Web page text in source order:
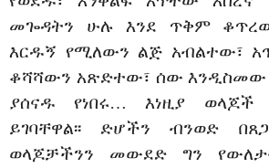
መጐዳትን ሁሉ እንደ ጥቅም
እርዱኝ የሚለውን ልጅ አብልተው፣
ቆሻሻውን አጽድተው፣ ሰው
ያሰናዱ የነበሩ… እነዚያ ወላጆች
ይገባቸዋል፡፡ ድሆችን ብንወድ
ወላጆቻችንን መውደድ ግን